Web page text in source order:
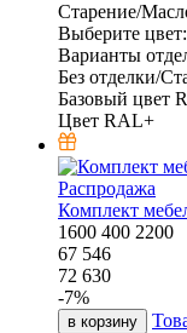
Старение/
Выберите цвет:
Варианты
Без отделки/
Базовый цвет
Цвет RAL+
Распродажа
Комплект
1600 400 2200
67 546
72 630
-7%
в корзину